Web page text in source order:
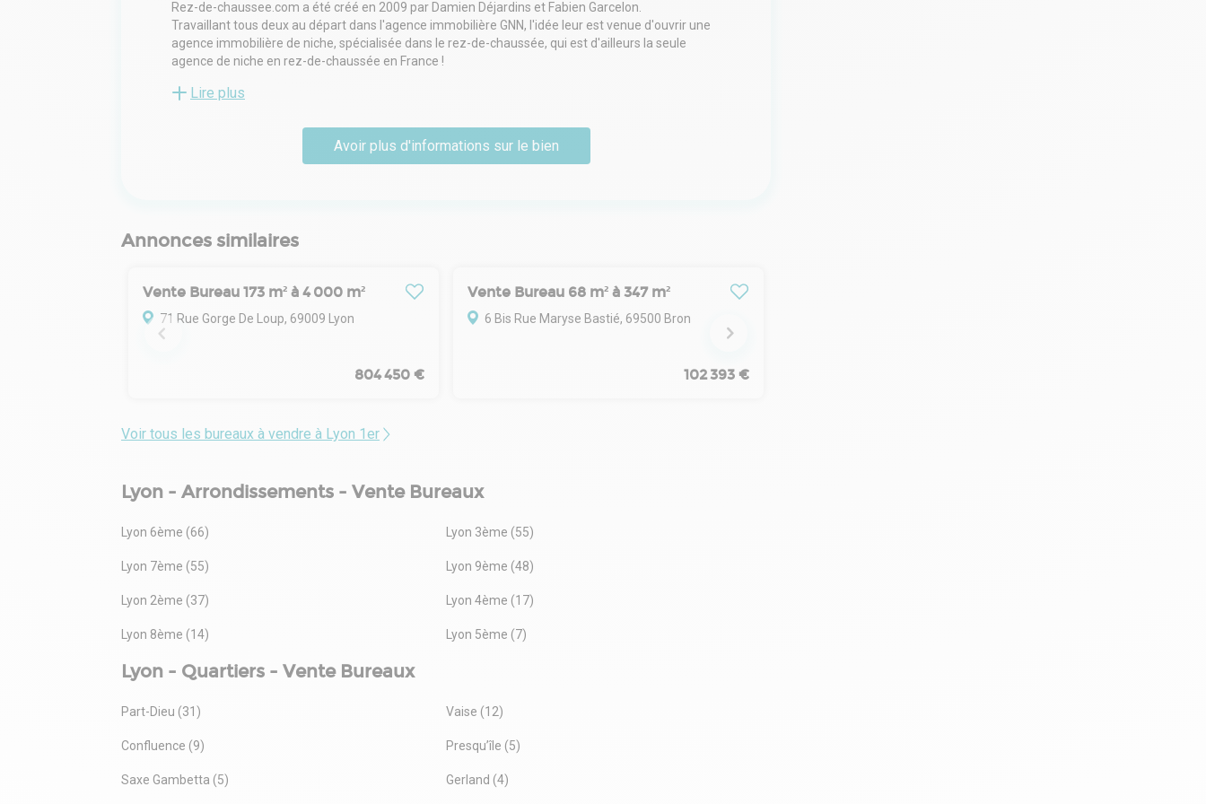
Rez-de-chaussee.com a été créé en 2009 par Damien Déjardins et Fabien Garcelon.
Travaillant tous deux au départ dans l'agence immobilière GNN, l'idée leur est venue d'ouvrir une
agence immobilière de niche, spécialisée dans le rez-de-chaussée, qui est d'ailleurs la seule
agence de niche en rez-de-chaussée en France !
Ce produit étant un peu plus complexe à vendre que d'autres biens, les deux cofondateurs et leur
et ainsi accompagner au mieux leurs clients dans toutes les démarches de transaction.
Lire plus
Avoir plus d'informations sur le bien
Annonces similaires
Vente Bureau 173 m² à 4 000 m²
71 Rue Gorge De Loup, 69009 Lyon
804 450 €
Vente Bureau 68 m² à 347 m²
6 Bis Rue Maryse Bastié, 69500 Bron
102 393 €
Voir tous les bureaux à vendre à Lyon 1er
Lyon - Arrondissements - Vente Bureaux
Lyon 6ème (66) Lyon 3ème (55)
Lyon 7ème (55) Lyon 9ème (48)
Lyon 2ème (37) Lyon 4ème (17)
Lyon 8ème (14) Lyon 5ème (7)
Lyon - Quartiers - Vente Bureaux
Part-Dieu (31) Vaise (12)
Confluence (9) Presqu’île (5)
Saxe Gambetta (5) Gerland (4)